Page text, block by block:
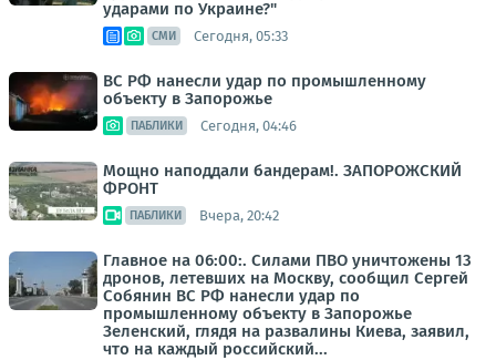
ударами по Украине?"
СМИ Сегодня, 05:33
ВС РФ нанесли удар по промышленному
объекту в Запорожье
ПАБЛИКИ Сегодня, 04:46
Мощно наподдали бандерам!. ЗАПОРОЖСКИЙ
ФРОНТ
ПАБЛИКИ Вчера, 20:42
Главное на 06:00:. Силами ПВО уничтожены 13
дронов, летевших на Москву, сообщил Сергей
Собянин ВС РФ нанесли удар по
промышленному объекту в Запорожье
Зеленский, глядя на развалины Киева, заявил,
что на каждый российский...